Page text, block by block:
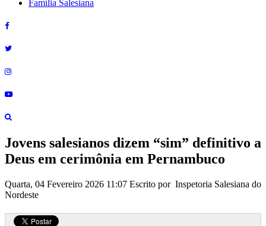
Família Salesiana
Jovens salesianos dizem “sim” definitivo a
Deus em cerimônia em Pernambuco
Quarta, 04 Fevereiro 2026 11:07 Escrito por Inspetoria Salesiana do
Nordeste